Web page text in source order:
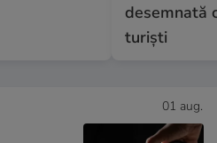
desemnată
turiști
01 aug.